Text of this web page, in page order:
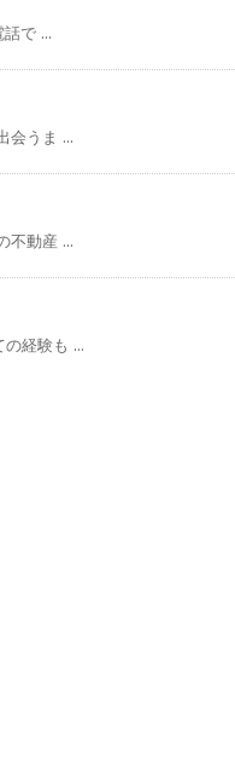
で ...
会うま ...
不動産 ...
経験も ...